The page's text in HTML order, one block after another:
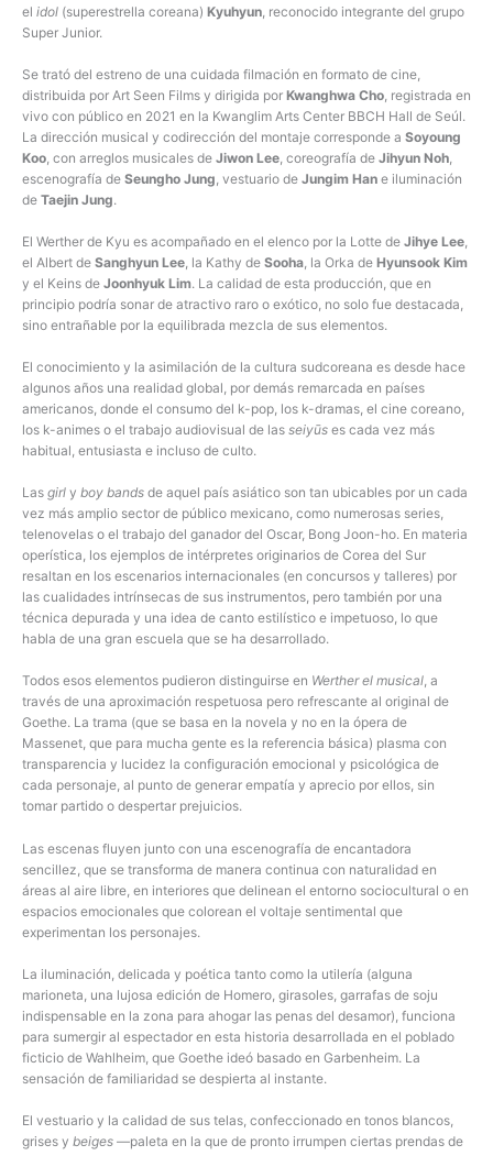
el idol (superestrella coreana) Kyuhyun , reconocido integrante del grupo
Super Junior.
Se trató del estreno de una cuidada filmación en formato de cine,
distribuida por Art Seen Films y dirigida por Kwanghwa Cho , registrada en
vivo con público en 2021 en la Kwanglim Arts Center BBCH Hall de Seúl.
La dirección musical y codirección del montaje corresponde a Soyoung
Koo , con arreglos musicales de Jiwon Lee , coreografía de Jihyun Noh
escenografía de Seungho Jung , vestuario de Jungim Han e iluminación
de Taejin Jung.
El Werther de Kyu es acompañado en el elenco por la Lotte de Jihye Lee
el Albert de Sanghyun Lee , la Kathy de Sooha , la Orka de Hyunsook Kim
y el Keins de Joonhyuk Lim. La calidad de esta producción, que en
principio podría sonar de atractivo raro o exótico, no solo fue destacada,
sino entrañable por la equilibrada mezcla de sus elementos.
El conocimiento y la asimilación de la cultura sudcoreana es desde hace
algunos años una realidad global, por demás remarcada en países
americanos, donde el consumo del k-pop, los k-dramas, el cine coreano,
los k-animes o el trabajo audiovisual de las seiyūs es cada vez más
habitual, entusiasta e incluso de culto.
Las girl y boy bands de aquel país asiático son tan ubicables por un cada
vez más amplio sector de público mexicano, como numerosas series,
telenovelas o el trabajo del ganador del Oscar, Bong Joon-ho. En materia
operística, los ejemplos de intérpretes originarios de Corea del Sur
resaltan en los escenarios internacionales (en concursos y talleres) por
las cualidades intrínsecas de sus instrumentos, pero también por una
técnica depurada y una idea de canto estilístico e impetuoso, lo que
habla de una gran escuela que se ha desarrollado.
Todos esos elementos pudieron distinguirse en Werther el musical, a
través de una aproximación respetuosa pero refrescante al original de
Goethe. La trama (que se basa en la novela y no en la ópera de
Massenet, que para mucha gente es la referencia básica) plasma con
transparencia y lucidez la configuración emocional y psicológica de
cada personaje, al punto de generar empatía y aprecio por ellos, sin
tomar partido o despertar prejuicios.
Las escenas fluyen junto con una escenografía de encantadora
sencillez, que se transforma de manera continua con naturalidad en
áreas al aire libre, en interiores que delinean el entorno sociocultural o en
espacios emocionales que colorean el voltaje sentimental que
experimentan los personajes.
La iluminación, delicada y poética tanto como la utilería (alguna
marioneta, una lujosa edición de Homero, girasoles, garrafas de soju
indispensable en la zona para ahogar las penas del desamor), funciona
para sumergir al espectador en esta historia desarrollada en el poblado
ficticio de Wahlheim, que Goethe ideó basado en Garbenheim. La
sensación de familiaridad se despierta al instante.
El vestuario y la calidad de sus telas, confeccionado en tonos blancos,
grises y beiges —paleta en la que de pronto irrumpen ciertas prendas de